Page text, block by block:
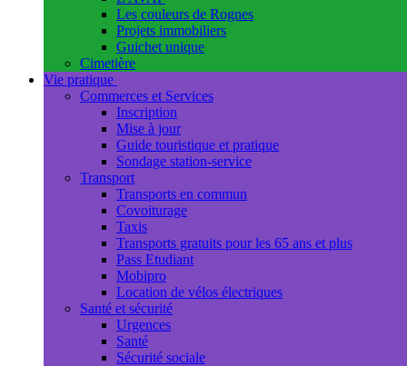
Les couleurs de Rognes
Projets immobiliers
Guichet unique
Cimetière
Vie pratique
Commerces et Services
Inscription
Mise à jour
Guide touristique et pratique
Sondage station-service
Transport
Transports en commun
Covoiturage
Taxis
Transports gratuits pour les 65 ans et plus
Pass Etudiant
Mobipro
Location de vélos électriques
Santé et sécurité
Urgences
Santé
Sécurité sociale